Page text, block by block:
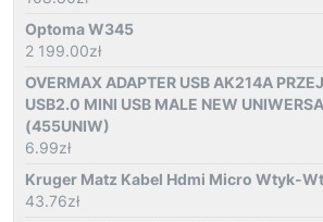
Optoma W345
2 199.00zł
OVERMAX ADAPTER USB AK214A
USB2.0 MINI USB MALE NEW
(455UNIW)
6.99zł
Kruger Matz Kabel Hdmi Micro Wtyk-
43.76zł